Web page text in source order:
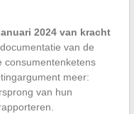
2024 van kracht
documentatie van de
consumentenketens
meer:
van hun